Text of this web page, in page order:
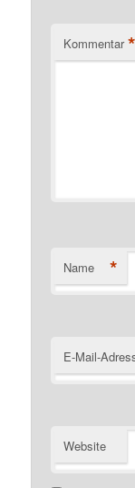
Kommentar *
Name *
E-Mail-
Website